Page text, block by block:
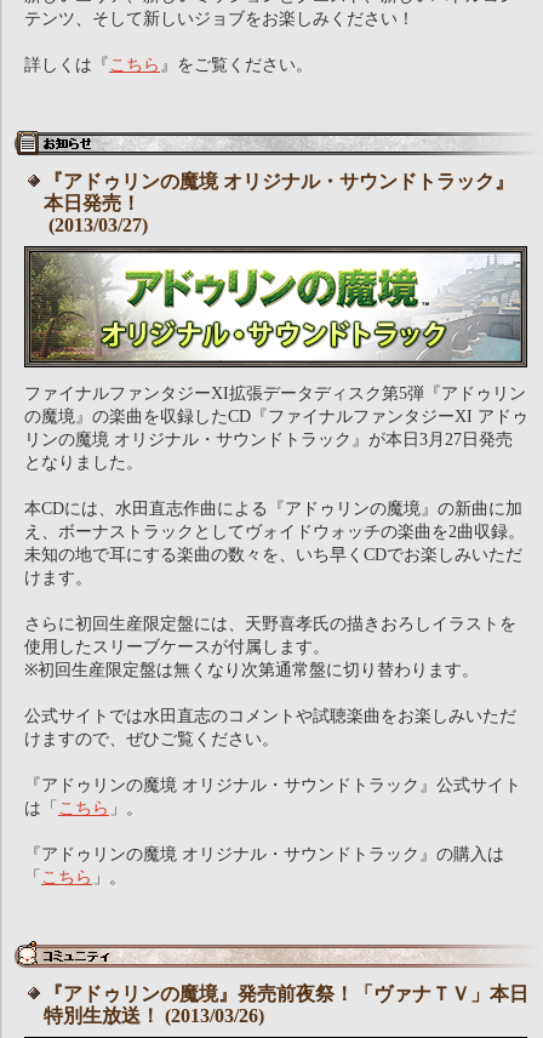
テンツ、そして新しいジョブをお楽しみください！
詳しくは『 こちら 』をご覧ください。
『アドゥリンの魔境 オリジナル・サウンドトラック』
本日発売！
(2013/03/27)
ファイナルファンタジーXI拡張データディスク第5弾『アドゥリン
の魔境』の楽曲を収録したCD『ファイナルファンタジーXI アドゥ
リンの魔境 オリジナル・サウンドトラック』が本日3月27日発売
となりました。
本CDには、水田直志作曲による『アドゥリンの魔境』の新曲に加
え、ボーナストラックとしてヴォイドウォッチの楽曲を2曲収録。
未知の地で耳にする楽曲の数々を、いち早くCDでお楽しみいただ
けます。
さらに初回生産限定盤には、天野喜孝氏の描きおろしイラストを
使用したスリーブケースが付属します。
※初回生産限定盤は無くなり次第通常盤に切り替わります。
公式サイトでは水田直志のコメントや試聴楽曲をお楽しみいただ
けますので、ぜひご覧ください。
『アドゥリンの魔境 オリジナル・サウンドトラック』公式サイト
は「 こちら 」。
『アドゥリンの魔境 オリジナル・サウンドトラック』の購入は
「 こちら 」。
『アドゥリンの魔境』発売前夜祭！「ヴァナＴＶ」本日
特別生放送！ (2013/03/26)